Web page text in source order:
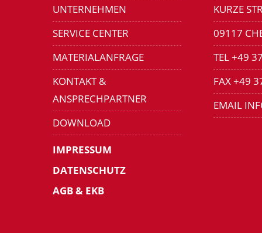
UNTERNEHMEN
SERVICE CENTER
MATERIALANFRAGE
KONTAKT &
ANSPRECHPARTNER
DOWNLOAD
IMPRESSUM
DATENSCHUTZ
AGB & EKB
KURZE
09117
TEL +49
FAX +49
EMAIL